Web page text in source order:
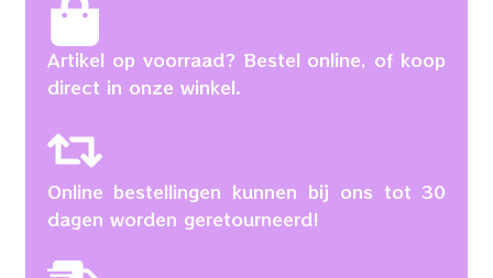
Artikel op voorraad? Bestel online, of koop
direct in onze winkel.
Online bestellingen kunnen bij ons tot 30
dagen worden geretourneerd!